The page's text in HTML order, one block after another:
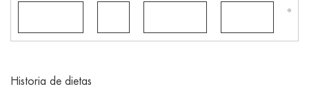
Historia de dietas